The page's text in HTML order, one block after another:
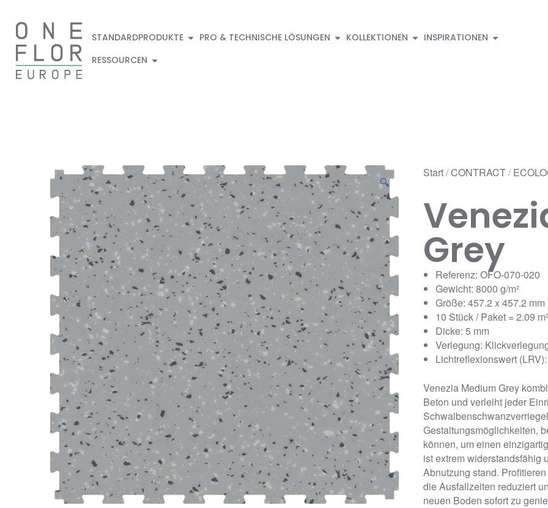
STANDARDPRODUKTE PRO & TECHNISCHE LÖSUNGEN KOLLEKTIONEN
INSPIRATIONEN
RESSOURCEN
🔍
Start/CONTRACT/
Grey
Referenz: OFO-070-020
Gewicht: 8000 g/m²
Größe: 457.2 x 457.2 mm
10 Stück / Paket = 2.09 m²
Dicke: 5 mm
Verlegung:
Lichtreflexionswert
Venezia Medium Grey
Beton und verleiht jeder
Gestaltungsmöglichkeiten,
können, um einen
ist extrem widerstandsfähig
Abnutzung stand.
die Ausfallzeiten reduziert
neuen Boden sofort zu